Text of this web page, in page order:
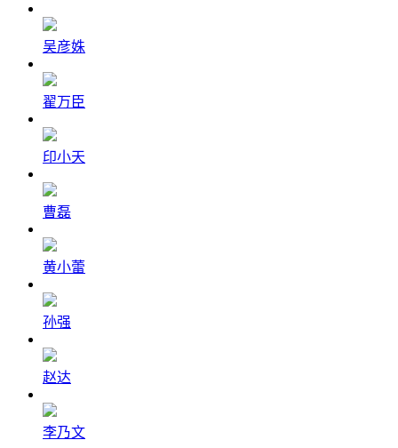
吴彦姝
翟万臣
印小天
曹磊
黄小蕾
孙强
赵达
李乃文